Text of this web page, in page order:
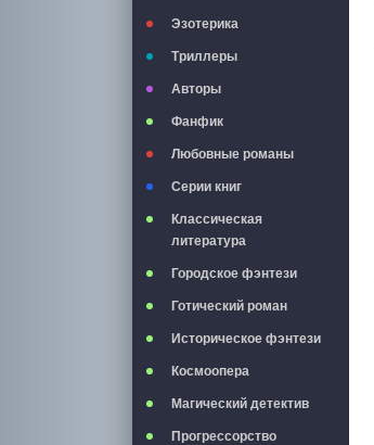
Эзотерика
Триллеры
Авторы
Фанфик
Любовные романы
Серии книг
Классическая
литература
Городское фэнтези
Готический роман
Историческое фэнтези
Космоопера
Магический детектив
Прогрессорство